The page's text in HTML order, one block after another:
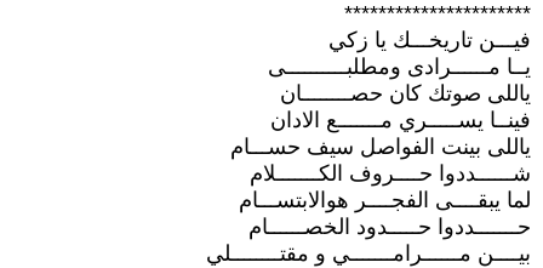
**********************
فيـــن تاريخـــك يا زكي
يــا مــــــرادى ومطلبــــــــــى
ياللى صوتك كان حصــــــــان
فينــا يســـــري مـــــــع الادان
ياللى بينت الفواصل سيف حســـام
شــــــددوا حــــروف الكـــــــلام
لما يبقــــى الفجــــر هوالابتســـام
حـــــــددوا حـــــدود الخصــــــام
بيــــن مــــــرامـــــــي و مقتــــــــلي